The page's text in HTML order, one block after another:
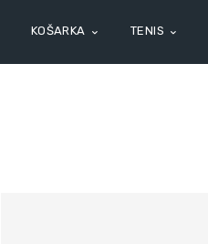
KOŠARKA TENIS